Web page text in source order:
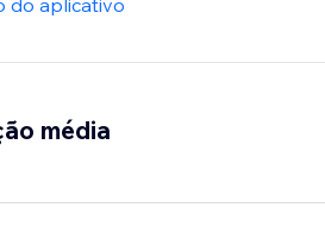
do aplicativo
média